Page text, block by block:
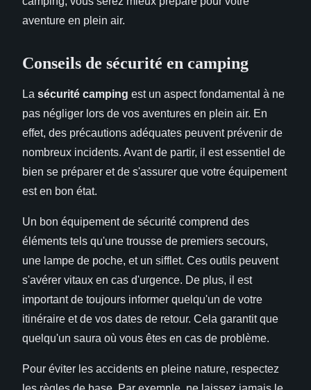
aventure en plein air.
Conseils de sécurité en camping
La sécurité camping est un aspect fondamental à ne
pas négliger lors de vos aventures en plein air. En
effet, des précautions adéquates peuvent prévenir de
nombreux incidents. Avant de partir, il est essentiel de
bien se préparer et de s'assurer que votre équipement
est en bon état.
Un bon équipement de sécurité comprend des
éléments tels qu'une trousse de premiers secours,
une lampe de poche, et un sifflet. Ces outils peuvent
s'avérer vitaux en cas d'urgence. De plus, il est
important de toujours informer quelqu'un de votre
itinéraire et de vos dates de retour. Cela garantit que
quelqu'un saura où vous êtes en cas de problème.
Pour éviter les accidents en pleine nature, respectez